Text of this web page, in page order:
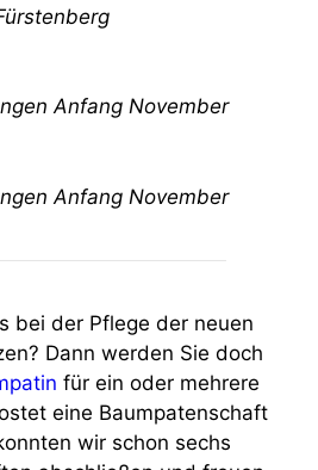
Anfang November
Anfang November
bei der Pflege der neuen
Dann werden Sie doch
für ein oder mehrere
eine Baumpatenschaft
wir schon sechs